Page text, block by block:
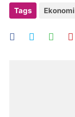
Tags Ekonomi